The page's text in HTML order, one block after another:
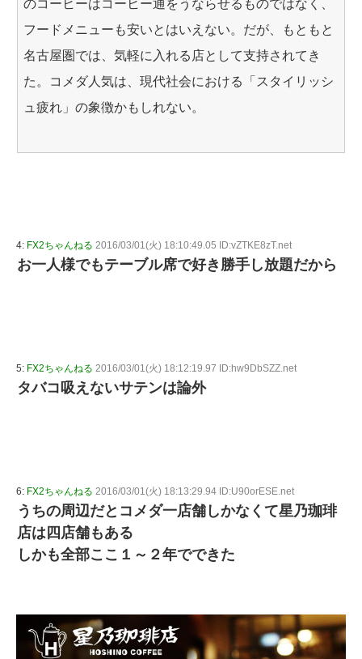
のコーヒーはコーヒー通をうならせるものではなく、
フードメニューも安いとはいえない。だが、もともと
名古屋圏では、気軽に入れる店として支持されてき
た。コメダ人気は、現代社会における「スタイリッシ
ュ疲れ」の象徴かもしれない。
4: FX2ちゃんねる 2016/03/01(火) 18:10:49.05 ID:vZTKE8zT.net
お一人様でもテーブル席で好き勝手し放題だから
5: FX2ちゃんねる 2016/03/01(火) 18:12:19.97 ID:hw9DbSZZ.net
タバコ吸えないサテンは論外
6: FX2ちゃんねる 2016/03/01(火) 18:13:29.94 ID:U90orESE.net
うちの周辺だとコメダ一店舗しかなくて星乃珈琲
店は四店舗もある
しかも全部ここ１～２年でできた